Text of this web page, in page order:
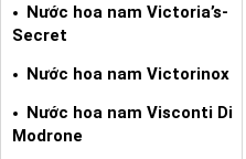
Nước hoa nam Victoria’s-
Secret
Nước hoa nam Victorinox
Nước hoa nam Visconti Di
Modrone